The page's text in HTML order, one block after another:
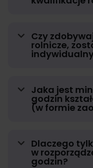
Czy
rolnicze,
Jaka jest
godzin
(w formie
Dlaczego
w
godzin?